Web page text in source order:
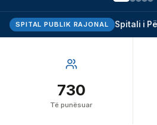
SPITAL PUBLIK RAJONAL Spitali i
730
Të punësuar